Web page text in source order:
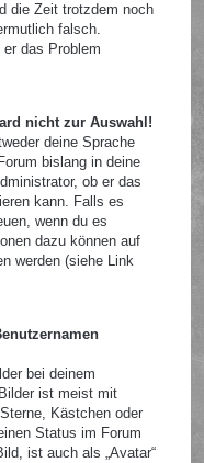
die Zeit trotzdem noch
falsch.
das Problem
nicht zur Auswahl!
deine Sprache
bislang in deine
ob er das
kann. Falls es
wenn du es
dazu können auf
werden (siehe Link
bei deinem
ist meist mit
Kästchen oder
Status im Forum
ist auch als „Avatar“